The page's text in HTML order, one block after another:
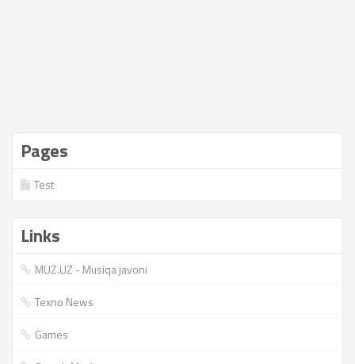
Pages
Test
Links
MUZ.UZ - Musiqa javoni
Texno News
Games